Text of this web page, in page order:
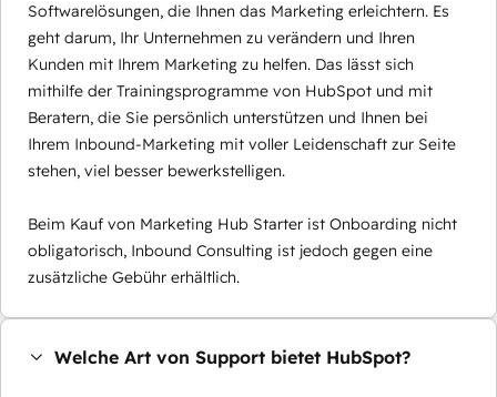
Softwarelösungen, die Ihnen das Marketing erleichtern. Es
geht darum, Ihr Unternehmen zu verändern und Ihren
Kunden mit Ihrem Marketing zu helfen. Das lässt sich
mithilfe der Trainingsprogramme von HubSpot und mit
Beratern, die Sie persönlich unterstützen und Ihnen bei
Ihrem Inbound-Marketing mit voller Leidenschaft zur Seite
stehen, viel besser bewerkstelligen.
Beim Kauf von Marketing Hub Starter ist Onboarding nicht
obligatorisch, Inbound Consulting ist jedoch gegen eine
zusätzliche Gebühr erhältlich.
Welche Art von Support bietet HubSpot?